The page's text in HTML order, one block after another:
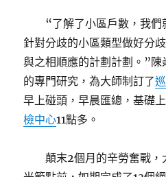
“了解了小區戶數，我
針對分歧的小區類型做好分
與之相順應的計劃計劃。”
的專門研究，為大師制訂了
早上碰頭，早晨匯總，基礎
檢中心11點多。
顛末2個月的辛勞奮戰，